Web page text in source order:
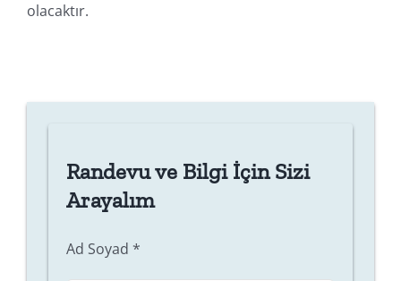
olacaktır.
Randevu ve Bilgi İçin Sizi
Arayalım
Ad Soyad *